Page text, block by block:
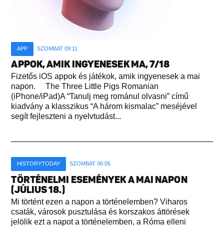
APP SZOMBAT 09:11
APPOK, AMIK INGYENESEK MA, 7/18
Fizetős iOS appok és játékok, amik ingyenesek a mai
napon. The Three Little Pigs Romanian
(iPhone/iPad)A “Tanulj meg románul olvasni” című
kiadvány a klasszikus “A három kismalac” meséjével
segít fejleszteni a nyelvtudást...
HISTORYTODAY SZOMBAT 06:05
TÖRTÉNELMI ESEMÉNYEK A MAI NAPON
(JÚLIUS 18.)
Mi történt ezen a napon a történelemben? Viharos
csaták, városok pusztulása és korszakos áttörések
jelölik ezt a napot a történelemben, a Róma elleni